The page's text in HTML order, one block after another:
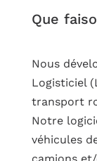
Que
Nous
Logisticiel
transport
Notre
véhicules
camions